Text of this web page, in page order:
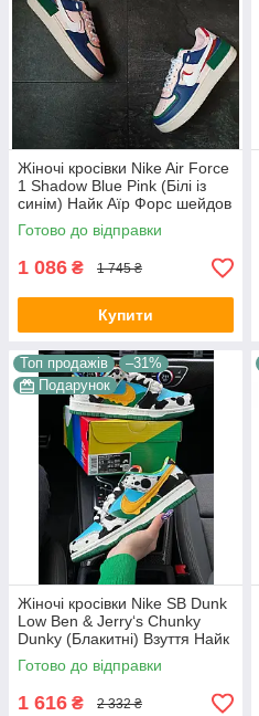
Жіночі кросівки Nike Air Force
1 Shadow Blue Pink (Білі із
синім) Найк Аїр Форс шейдов
шкіра демісезон
Готово до відправки
1 086 ₴ 1 745 ₴
Купити
Топ продажів
–31%
Подарунок
Жіночі кросівки Nike SB Dunk
Low Ben & Jerry‘s Chunky
Dunky (Блакитні) Взуття Найк
СБ Данк Лоу шкіра текстиль
демісезон
Готово до відправки
1 616 ₴ 2 332 ₴